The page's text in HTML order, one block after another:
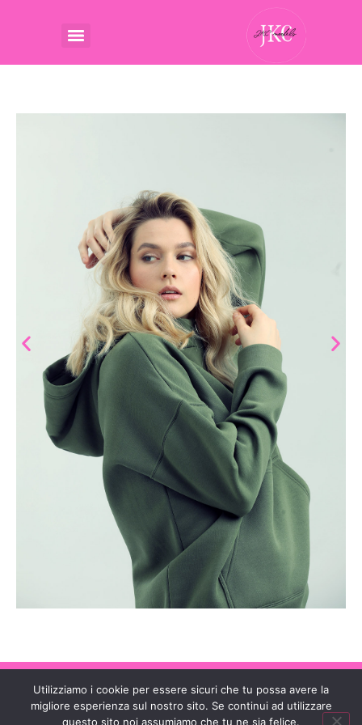
JKC MODELS AGENCY | ALL RIGHT RESERVED © 2024 | CF
VLNJRT80M45Z146T
Utilizziamo i cookie per essere sicuri che tu possa avere la
migliore esperienza sul nostro sito. Se continui ad utilizzare
questo sito noi assumiamo che tu ne sia felice.